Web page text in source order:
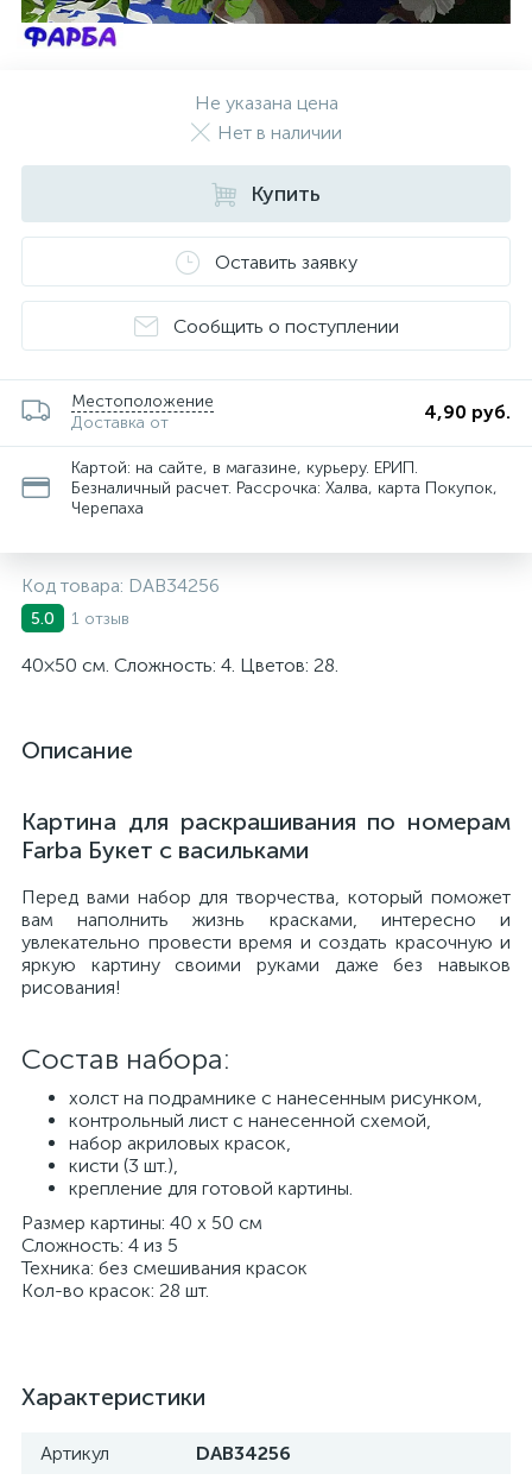
Не указана цена
Нет в наличии
Купить
Оставить заявку
Сообщить о поступлении
Местоположение
Доставка от
4,90 руб.
Картой: на сайте, в магазине, курьеру. ЕРИП.
Безналичный расчет. Рассрочка: Халва, карта Покупок,
Черепаха
Код товара: DAB34256
5.0 1 отзыв
40×50 см. Сложность: 4. Цветов: 28.
Описание
Картина для раскрашивания по номерам
Farba Букет с васильками
Перед вами набор для творчества, который поможет
вам наполнить жизнь красками, интересно и
увлекательно провести время и создать красочную и
яркую картину своими руками даже без навыков
рисования!
Состав набора:
холст на подрамнике с нанесенным рисунком,
контрольный лист с нанесенной схемой,
набор акриловых красок,
кисти (3 шт.),
крепление для готовой картины.
Размер картины: 40 х 50 см
Сложность: 4 из 5
Техника: без смешивания красок
Кол-во красок: 28 шт.
Характеристики
Артикул
DAB34256